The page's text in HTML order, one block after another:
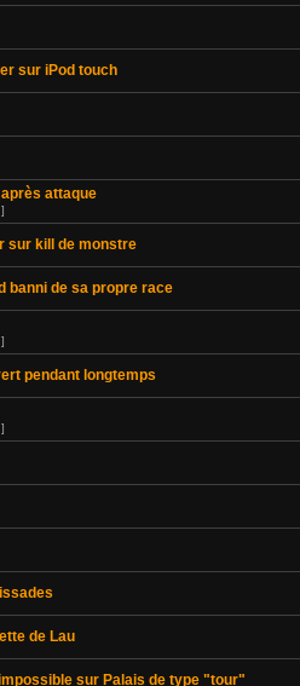
sur iPod touch
attaque
]
sur kill de monstre
banni de sa propre race
]
pendant longtemps
]
de Lau
sur Palais de type "tour"